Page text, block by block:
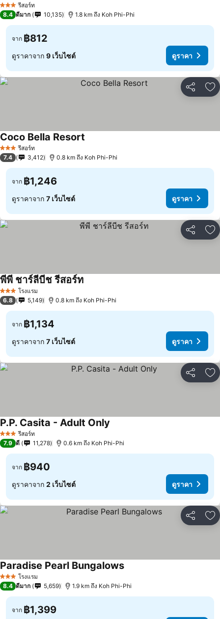
3 ดาว รีสอร์ท
8.4 ดีมาก 10,135 1.8 km ถึง Koh Phi-Phi
จาก ฿812
ดูราคาจาก 9 เว็บไซต์ ดูราคา
แชร์ เ
3 ดาว รีสอร์ท
Coco Bella Resort
7.4 3,412 0.8 km ถึง Koh Phi-Phi
จาก ฿1,246
ดูราคาจาก 7 เว็บไซต์ ดูราคา
แชร์ เ
3 ดาว โรงแรม
พีพี ชาร์ลีบีช รีสอร์ท
6.8 5,149 0.8 km ถึง Koh Phi-Phi
จาก ฿1,134
ดูราคาจาก 7 เว็บไซต์ ดูราคา
แชร์ เ
3 ดาว รีสอร์ท
P.P. Casita - Adult Only
7.9 ดี 11,278 0.6 km ถึง Koh Phi-Phi
จาก ฿940
ดูราคาจาก 2 เว็บไซต์ ดูราคา
แชร์ เ
3 ดาว โรงแรม
Paradise Pearl Bungalows
8.4 ดีมาก 5,659 1.9 km ถึง Koh Phi-Phi
จาก ฿1,399